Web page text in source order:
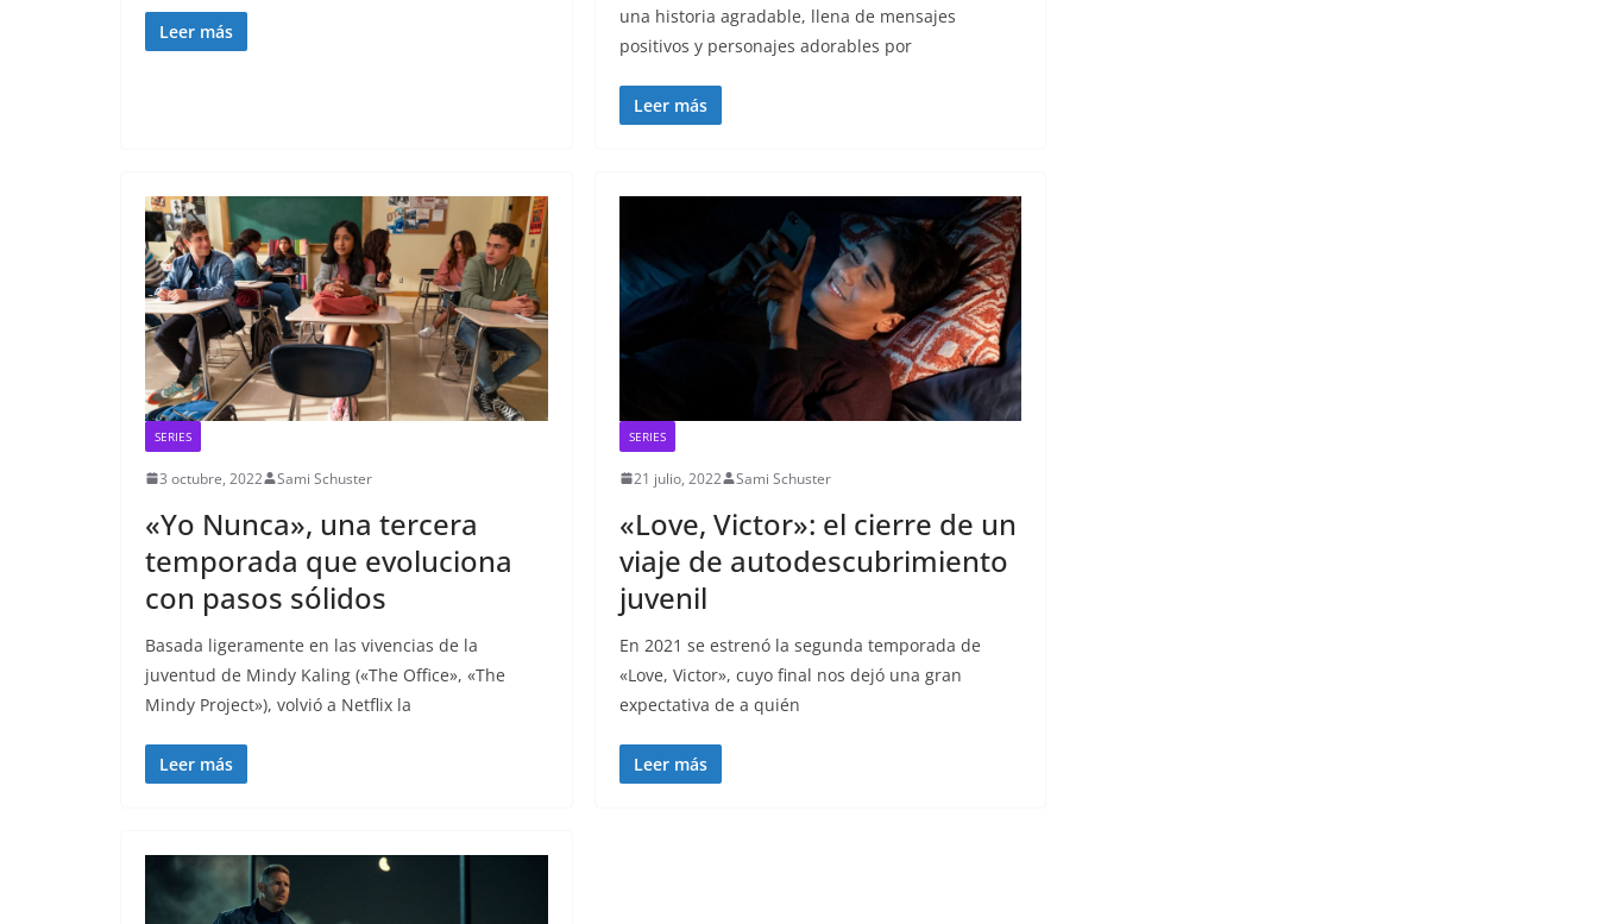
Leer más
una historia agradable, llena de mensajes
positivos y personajes adorables por
Leer más
SERIES
3 octubre, 2022 Sami Schuster
«Yo Nunca», una tercera
temporada que evoluciona
con pasos sólidos
Basada ligeramente en las vivencias de la
juventud de Mindy Kaling («The Office», «The
Mindy Project»), volvió a Netflix la
Leer más
SERIES
21 julio, 2022 Sami Schuster
«Love, Victor»: el cierre de un
viaje de autodescubrimiento
juvenil
En 2021 se estrenó la segunda temporada de
«Love, Victor», cuyo final nos dejó una gran
expectativa de a quién
Leer más